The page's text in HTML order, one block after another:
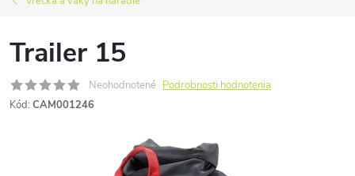
Trailer 15
Neohodnotené Podrobnosti hodnotenia
Kód: CAM001246